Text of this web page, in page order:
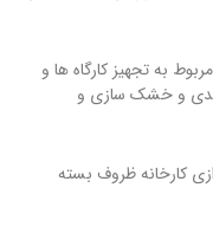
به تجهیز کارگاه ها و
و خشک سازی و
کارخانه ظروف بسته